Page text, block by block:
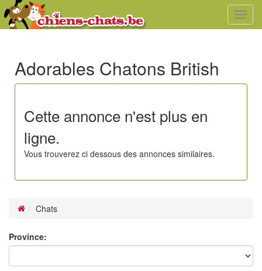
Adorables Chatons British
Cette annonce n'est plus en
ligne.
Vous trouverez ci dessous des annonces similaires.
Chats
Province: